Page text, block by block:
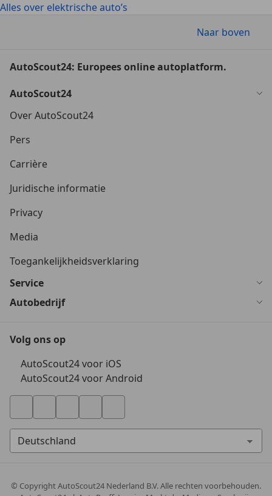
Alles over elektrische auto’s
Naar boven
AutoScout24: Europees online autoplatform.
AutoScout24
Over AutoScout24
Pers
Carrière
Juridische informatie
Privacy
Media
Toegankelijkheidsverklaring
Service
Autobedrijf
Volg ons op
AutoScout24 voor iOS
AutoScout24 voor Android
© CopyrightAutoScout24 Nederland B.V. Alle rechten voorbehouden.